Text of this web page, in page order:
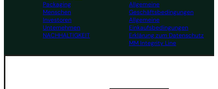
Packaging
Menschen
Investoren
Unternehmen
NACHHALTIGKEIT
Allgemeine
Geschäftsbedingungen
Allgemeine
Einkaufsbedingungen
Erklärung zum Datenschutz
MM Integrity Line